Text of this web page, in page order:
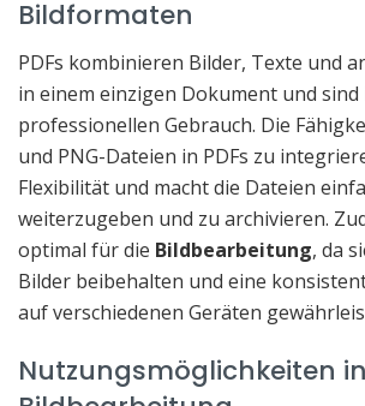
Bildformaten
PDFs kombinieren Bilder, Texte und
in einem einzigen Dokument und
professionellen Gebrauch. Die
und PNG-Dateien in PDFs zu
Flexibilität und macht die Dateien
weiterzugeben und zu archivieren.
optimal für die Bildbearbeitung, da
Bilder beibehalten und eine
auf verschiedenen Geräten
Nutzungsmöglichkeiten